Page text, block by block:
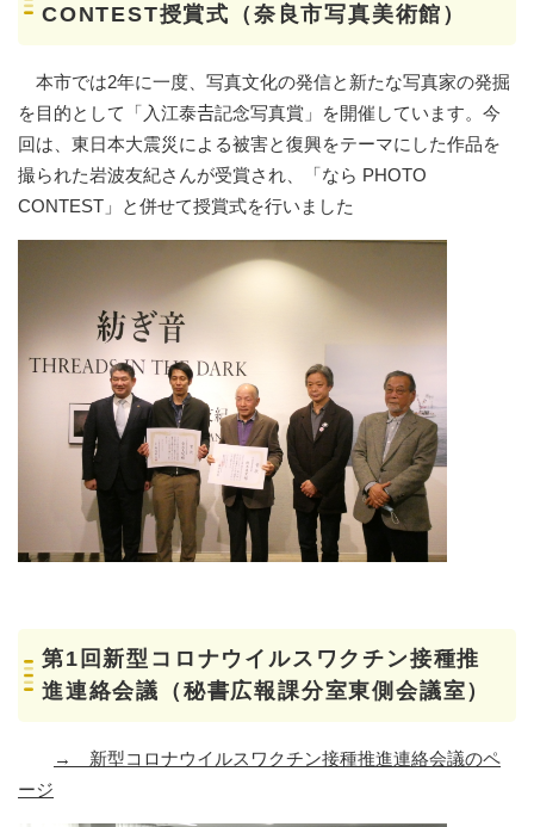
CONTEST授賞式（奈良市写真美術館）
本市では2年に一度、写真文化の発信と新たな写真家の発掘
を目的として「入江泰𠮷記念写真賞」を開催しています。今
回は、東日本大震災による被害と復興をテーマにした作品を
撮られた岩波友紀さんが受賞され、「なら PHOTO
CONTEST」と併せて授賞式を行いました
第1回新型コロナウイルスワクチン接種推
進連絡会議（秘書広報課分室東側会議室）
→ 新型コロナウイルスワクチン接種推進連絡会議のペ
ージ